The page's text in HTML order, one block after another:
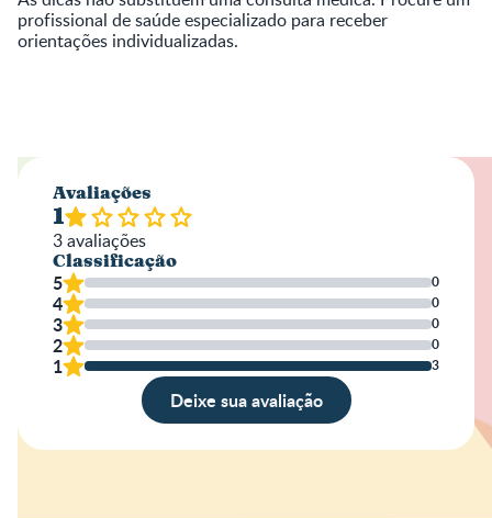
profissional de saúde especializado para receber
orientações individualizadas.
Avaliações
1
3avaliações
Classificação
5 0
4 0
3 0
2 0
1 3
Deixe sua avaliação